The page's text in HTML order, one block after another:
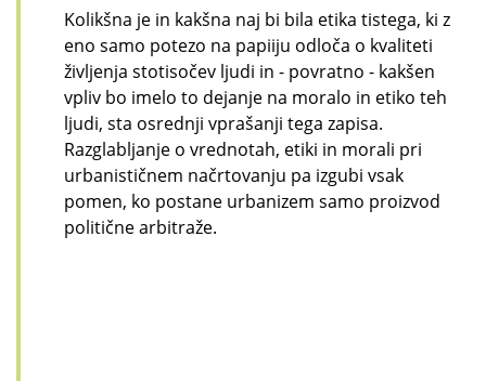
Kolikšna je in kakšna naj bi bila etika tistega, ki z
eno samo potezo na papiiju odloča o kvaliteti
življenja stotisočev ljudi in - povratno - kakšen
vpliv bo imelo to dejanje na moralo in etiko teh
ljudi, sta osrednji vprašanji tega zapisa.
Razglabljanje o vrednotah, etiki in morali pri
urbanističnem načrtovanju pa izgubi vsak
pomen, ko postane urbanizem samo proizvod
politične arbitraže.